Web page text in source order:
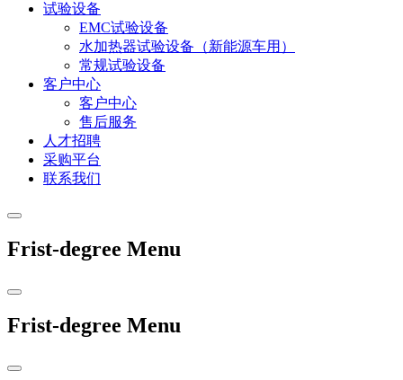
试验设备
EMC试验设备
水加热器试验设备（新能源车用）
常规试验设备
客户中心
客户中心
售后服务
人才招聘
采购平台
联系我们
Frist-degree Menu
Frist-degree Menu